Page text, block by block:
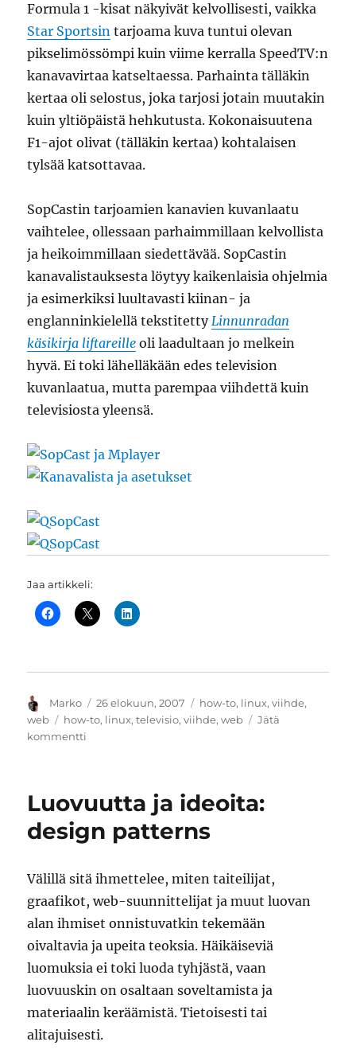
Formula 1 -kisat näkyivät kelvollisesti, vaikka
Star Sportsin tarjoama kuva tuntui olevan
pikselimössömpi kuin viime kerralla SpeedTV:n
kanavavirtaa katseltaessa. Parhainta tälläkin
kertaa oli selostus, joka tarjosi jotain muutakin
kuin yltiöpäistä hehkutusta. Kokonaisuutena
F1-ajot olivat (tälläkin kertaa) kohtalaisen
tylsää katsottavaa.
SopCastin tarjoamien kanavien kuvanlaatu
vaihtelee, ollessaan parhaimmillaan kelvollista
ja heikoimmillaan siedettävää. SopCastin
kanavalistauksesta löytyy kaikenlaisia ohjelmia
ja esimerkiksi luultavasti kiinan- ja
englanninkielellä tekstitettyLinnunradan
käsikirja liftareille oli laadultaan jo melkein
hyvä. Ei toki lähelläkään edes television
kuvanlaatua, mutta parempaa viihdettä kuin
televisiosta yleensä.
Jaa artikkeli:
Kirjoittaja
Marko Julkaistu
26 elokuun, 2007 Kategoriat
how-to, linux,viihde,
web
Avainsanat
how-to, linux,televisio,viihde,web
Jätä
kommentti
lähetykset
näkyvät
Luovuutta ja ideoita:
design patterns
Välillä sitä ihmettelee, miten taiteilijat,
graafikot, web-suunnittelijat ja muut luovan
alan ihmiset onnistuvatkin tekemään
oivaltavia ja upeita teoksia. Häikäiseviä
luomuksia ei toki luoda tyhjästä, vaan
luovuuskin on osaltaan soveltamista ja
materiaalin keräämistä. Tietoisesti tai
alitajuisesti.